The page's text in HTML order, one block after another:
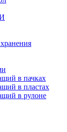
в пачках
в пластах
в рулоне